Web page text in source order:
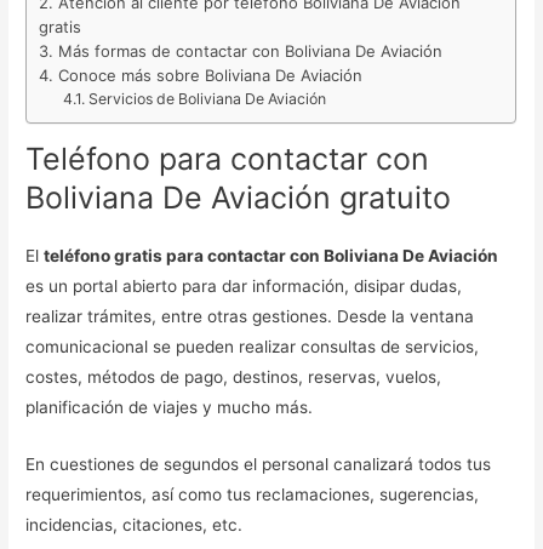
gratis
Más formas de contactar con Boliviana De Aviación
Conoce más sobre Boliviana De Aviación
Servicios de Boliviana De Aviación
Teléfono para contactar con
Boliviana De Aviación gratuito
Elteléfono gratis para contactar con Boliviana De Aviación
es un portal abierto para dar información, disipar dudas,
realizar trámites, entre otras gestiones. Desde la ventana
comunicacional se pueden realizar consultas de servicios,
costes, métodos de pago, destinos, reservas, vuelos,
planificación de viajes y mucho más.
En cuestiones de segundos el personal canalizará todos tus
requerimientos, así como tus reclamaciones, sugerencias,
incidencias, citaciones, etc.